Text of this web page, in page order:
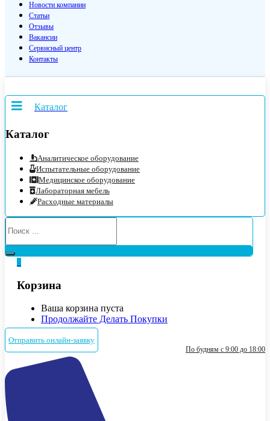
Новости компании
Статьи
Отзывы
Вакансии
Сервисный центр
Контакты
Каталог
Каталог
Аналитическое оборудование
Испытательные оборудование
Медицинское оборудование
Лабораторная мебель
Расходные материалы
Корзина
Ваша корзина пуста
Продолжайте Делать Покупки
Отправить онлайн-заявку
По будням с 9:00 до 18:00